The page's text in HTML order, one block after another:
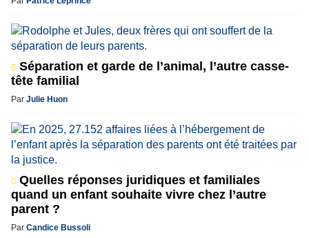
Séparation et garde de l’animal, l’autre casse-
tête familial
Par Julie Huon
Quelles réponses juridiques et familiales
quand un enfant souhaite vivre chez l’autre
parent ?
Par Candice Bussoli